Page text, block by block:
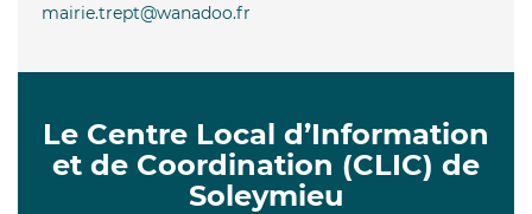
mairie.trept@wanadoo.fr
Le Centre Local d’Information
et de Coordination (CLIC) de
Soleymieu